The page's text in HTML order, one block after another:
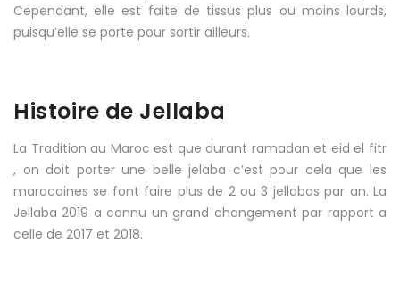
Cependant, elle est faite de tissus plus ou moins lourds,
puisqu’elle se porte pour sortir ailleurs.
Histoire de Jellaba
La Tradition au Maroc est que durant ramadan et eid el fitr
, on doit porter une belle jelaba c’est pour cela que les
marocaines se font faire plus de 2 ou 3 jellabas par an. La
Jellaba 2019 a connu un grand changement par rapport a
celle de 2017 et 2018.